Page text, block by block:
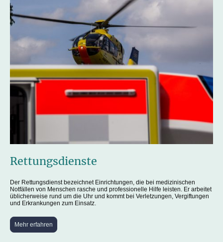
Rettungsdienste
Der Rettungsdienst bezeichnet Einrichtungen, die bei medizinischen
Notfällen von Menschen rasche und professionelle Hilfe leisten. Er arbeitet
üblicherweise rund um die Uhr und kommt bei Verletzungen, Vergiftungen
und Erkrankungen zum Einsatz.
Mehr erfahren